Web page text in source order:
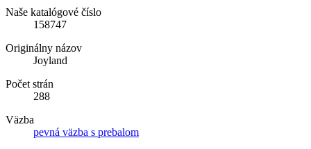
Naše katalógové číslo
158747
Originálny názov
Joyland
Počet strán
288
Väzba
pevná väzba s prebalom